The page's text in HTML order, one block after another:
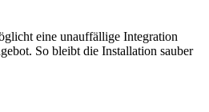
eine unauffällige Integration
So bleibt die Installation sauber